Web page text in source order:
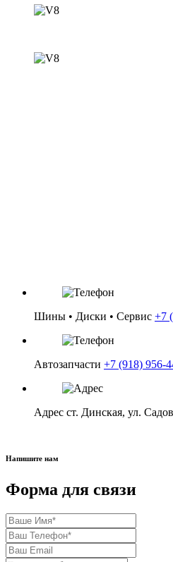
в корзину
Шины • Диски • Сервис +7
Автозапчасти +7 (918) 956-
Адрес ст. Динская, ул.
Напишите нам
Форма для связи